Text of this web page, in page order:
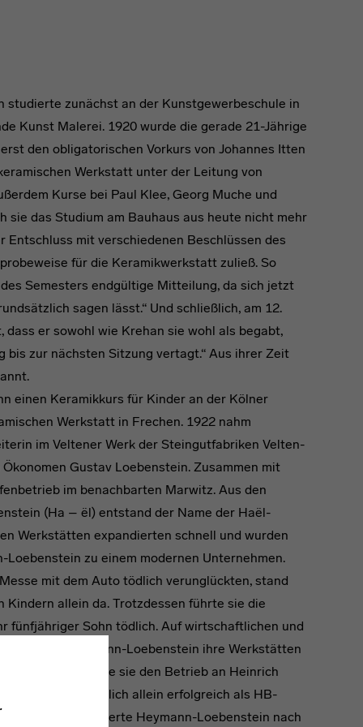
studierte zunächst an der Kunstgewerbeschule in
Kunst Malerei. 1920 wurde die gerade 21-Jährige
den obligatorischen Vorkurs von Johannes Itten
Werkstatt unter der Leitung von
Kurse bei Paul Klee, Georg Muche und
sie das Studium am Bauhaus aus heute nicht mehr
mit verschiedenen Beschlüssen des
für die Keramikwerkstatt zuließ. So
Semesters endgültige Mitteilung, da sich jetzt
sagen lässt.“ Und schließlich, am 12.
er sowohl wie Krehan sie wohl als begabt,
zur nächsten Sitzung vertagt.“ Aus ihrer Zeit
einen Keramikkurs für Kinder an der Kölner
Werkstatt in Frechen. 1922 nahm
im Veltener Werk der Steingutfabriken Velten-
Gustav Loebenstein. Zusammen mit
im benachbarten Marwitz. Aus den
(Ha – ël) entstand der Name der Haël-
Werkstätten expandierten schnell und wurden
zu einem modernen Unternehmen.
mit dem Auto tödlich verunglückten, stand
allein da. Trotzdessen führte sie die
fünfjähriger Sohn tödlich. Auf wirtschaftlichen und
schloss Heymann-Loebenstein ihre Werkstätten
Jahr verkaufte sie den Betrieb an Heinrich
die ihn schließlich allein erfolgreich als HB-
1936 emigrierte Heymann-Loebenstein nach